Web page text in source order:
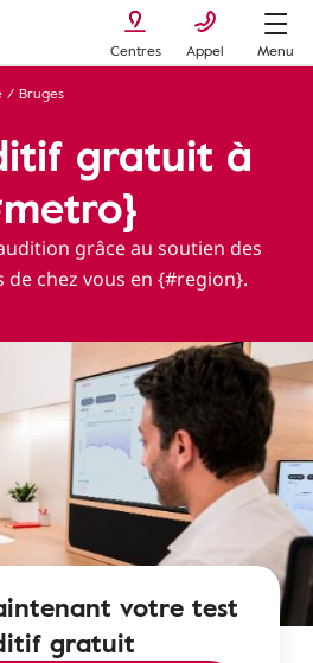
Centres Appel
Menu
/ Bruges
gratuit à
grâce au soutien des
chez vous en {#region}.
votre test
gratuit